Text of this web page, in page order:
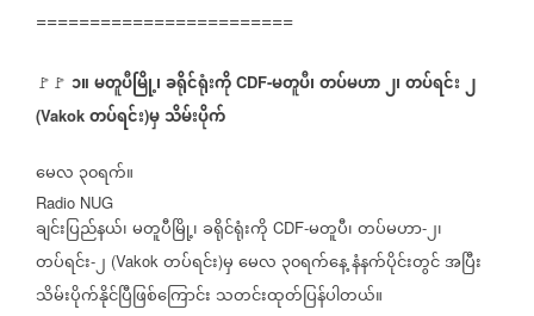
========================
🚩🚩 ၁။မတူပီမြို့၊ခရိုင်ရုံးကို CDF-မတူပီ၊တပ်မဟာ၂၊တပ်ရင်း၂
(Vakok တပ်ရင်း)မှသိမ်းပိုက်
မေလ ၃၀ရက်။
Radio NUG
ချင်းပြည်နယ်၊မတူပီမြို့၊ခရိုင်ရုံးကို CDF-မတူပီ၊တပ်မဟာ-၂၊
တပ်ရင်း-၂ (Vakok တပ်ရင်း)မှမေလ ၃၀ရက်နေ့နံနက်ပိုင်းတွင်အပြီး
သိမ်းပိုက်နိုင်ပြီဖြစ်ကြောင်း သတင်းထုတ်ပြန်ပါတယ်။